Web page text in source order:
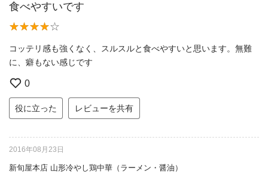
食べやすいです
コッテリ感も強くなく、スルスルと食べやすいと思います。無難
に、癖もない感じです
0
役に立った レビューを共有
2016年08月23日
新旬屋本店 山形冷やし鶏中華（ラーメン・醤油）